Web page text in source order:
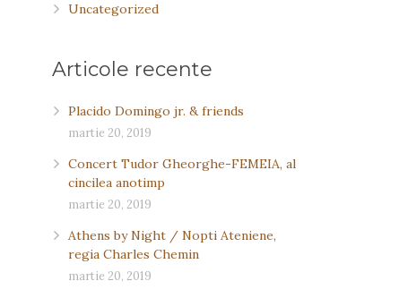
Uncategorized
Articole recente
Placido Domingo jr. & friends
martie 20, 2019
Concert Tudor Gheorghe-FEMEIA, al
cincilea anotimp
martie 20, 2019
Athens by Night / Nopti Ateniene,
regia Charles Chemin
martie 20, 2019